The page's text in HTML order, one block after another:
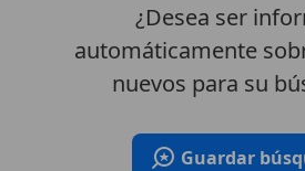
¿Desea ser
automáticamente
nuevos para su
Guardar